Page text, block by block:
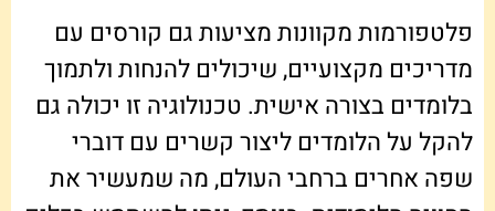
פלטפורמות מקוונות מציעות גם קורסים עם
מדריכים מקצועיים, שיכולים להנחות ולתמוך
בלומדים בצורה אישית. טכנולוגיה זו יכולה גם
להקל על הלומדים ליצור קשרים עם דוברי
שפה אחרים ברחבי העולם, מה שמעשיר את